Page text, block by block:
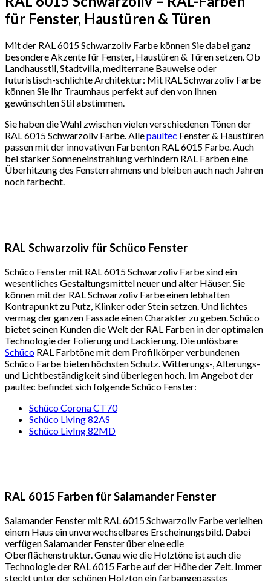
für Fenster, Haustüren & Türen
Mit der RAL 6015 Schwarzoliv Farbe können Sie dabei ganz
besondere Akzente für Fenster, Haustüren & Türen setzen. Ob
Landhausstil, Stadtvilla, mediterrane Bauweise oder
futuristisch-schlichte Architektur: Mit RAL Schwarzoliv Farbe
können Sie Ihr Traumhaus perfekt auf den von Ihnen
gewünschten Stil abstimmen.
Sie haben die Wahl zwischen vielen verschiedenen Tönen der
RAL 6015 Schwarzoliv Farbe. Allepaultec Fenster & Haustüren
passen mit der innovativen Farbenton RAL 6015 Farbe. Auch
bei starker Sonneneinstrahlung verhindern RAL Farben eine
Überhitzung des Fensterrahmens und bleiben auch nach Jahren
noch farbecht.
RAL Schwarzoliv für Schüco Fenster
Schüco Fenster mit RAL 6015 Schwarzoliv Farbe sind ein
wesentliches Gestaltungsmittel neuer und alter Häuser. Sie
können mit der RAL Schwarzoliv Farbe einen lebhaften
Kontrapunkt zu Putz, Klinker oder Stein setzen. Und lichtes
vermag der ganzen Fassade einen Charakter zu geben. Schüco
bietet seinen Kunden die Welt der RAL Farben in der optimalen
Technologie der Folierung und Lackierung. Die unlösbare
Schüco RAL Farbtöne mit dem Profilkörper verbundenen
Schüco Farbe bieten höchsten Schutz. Witterungs-, Alterungs-
und Lichtbeständigkeit sind überlegen hoch. Im Angebot der
paultec befindet sich folgende Schüco Fenster:
Schüco Corona CT70
Schüco LivIng 82AS
Schüco LivIng 82MD
RAL 6015 Farben für Salamander Fenster
Salamander Fenster mit RAL 6015 Schwarzoliv Farbe verleihen
einem Haus ein unverwechselbares Erscheinungsbild. Dabei
verfügen Salamander Fenster über eine edle
Oberflächenstruktur. Genau wie die Holztöne ist auch die
Technologie der RAL 6015 Farbe auf der Höhe der Zeit. Immer
steckt unter der schönen Holzton ein farbangepasstes